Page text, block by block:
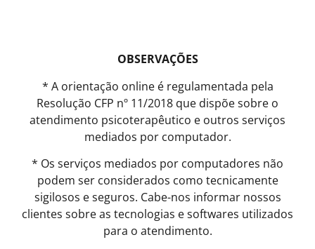
OBSERVAÇÕES
* A orientação online é regulamentada pela
Resolução CFP nº 11/2018 que dispõe sobre o
atendimento psicoterapêutico e outros serviços
mediados por computador.
* Os serviços mediados por computadores não
podem ser considerados como tecnicamente
sigilosos e seguros. Cabe-nos informar nossos
clientes sobre as tecnologias e softwares utilizados
para o atendimento.